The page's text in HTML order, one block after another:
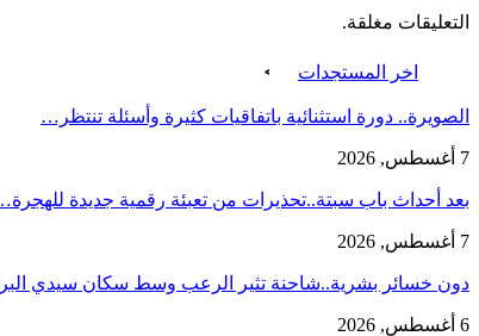
التعليقات مغلقة.
اخر المستجدات
الصويرة.. دورة استثنائية باتفاقيات كثيرة وأسئلة تنتظر…
7 أغسطس, 2026
بعد أحداث باب سبتة..تحذيرات من تعبئة رقمية جديدة
7 أغسطس, 2026
دون خسائر بشرية..شاحنة تثير الرعب وسط سكان سيدي
6 أغسطس, 2026